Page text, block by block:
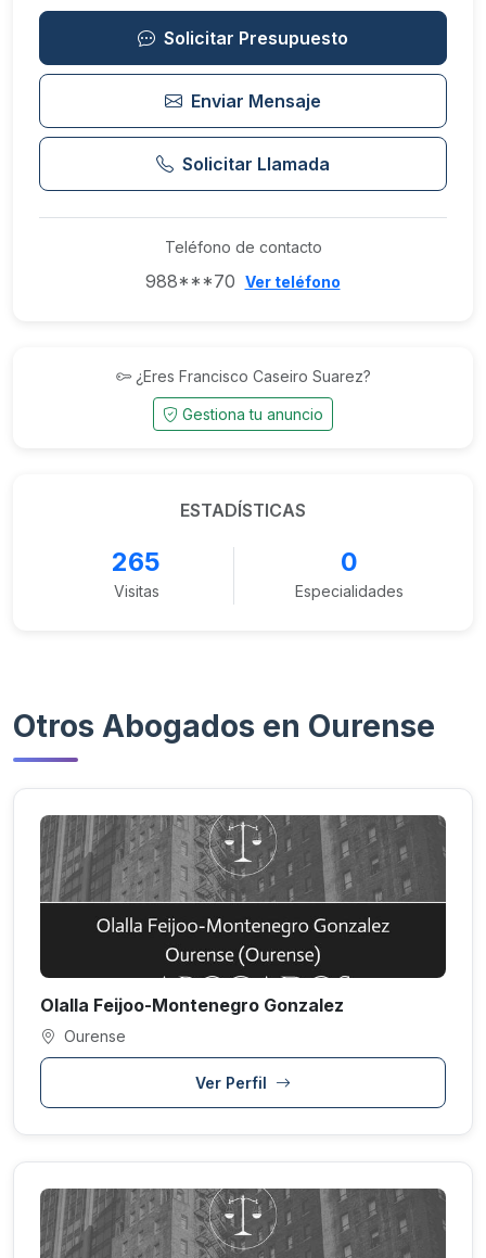
Solicitar Presupuesto
Enviar Mensaje
Solicitar Llamada
Teléfono de contacto
988***70 Ver teléfono
¿Eres Francisco Caseiro Suarez?
Gestiona tu anuncio
ESTADÍSTICAS
265
Visitas
0
Especialidades
Otros Abogados en Ourense
Olalla Feijoo-Montenegro Gonzalez
Ourense
Ver Perfil